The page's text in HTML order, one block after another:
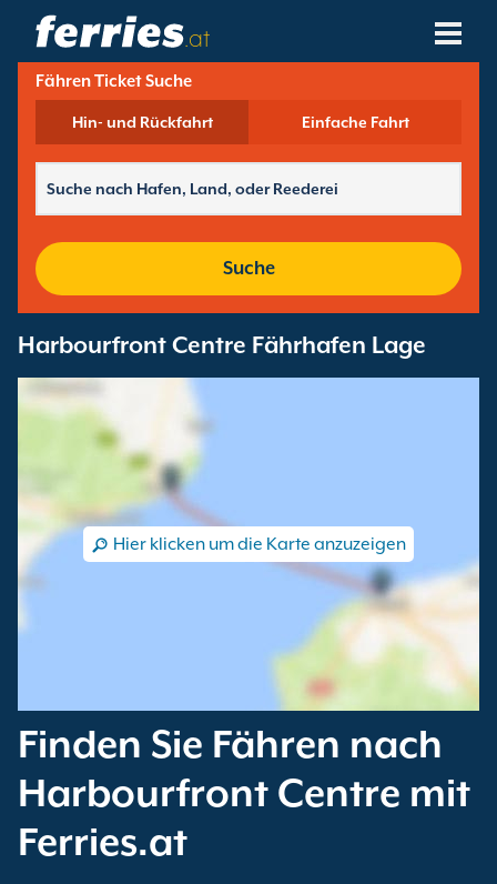
.at
Reedereien
Fährziele
Fährhäfen
Fähren Ticket Suche
Hin- und Rückfahrt Einfache Fahrt
Suche
Harbourfront Centre Fährhafen Lage
Hier klicken um die Karte anzuzeigen
Finden Sie Fähren nach
Harbourfront Centre mit
Ferries.at